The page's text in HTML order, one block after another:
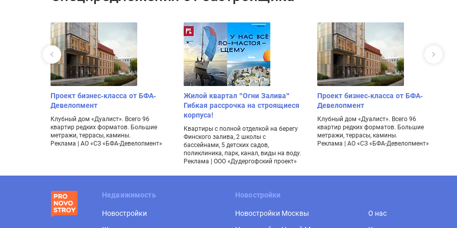
Проект бизнес-класса от БФА-
Девелопмент
Клубный дом «Дуалист». Всего 96
квартир редких форматов. Большие
метражи, террасы, камины.
Реклама | АО «СЗ «БФА-Девелопмент»
Жилой квартал "Огни Залива"
Гибкая рассрочка на строящиеся
корпуса!
Квартиры с полной отделкой на берегу
Финского залива, 2 школы с
бассейнами, 5 детских садов,
поликлиника, парк, канал, виды на воду.
Реклама | ООО «Дудергофский проект»
Проект бизнес-класса от БФА-
Девелопмент
Клубный дом «Дуалист». Всего 96
квартир редких форматов. Большие
метражи, террасы, камины.
Реклама | АО «СЗ «БФА-Девелопмент»
Недвижимость
Новостройки
Новостройки
Новостройки Москвы
О нас